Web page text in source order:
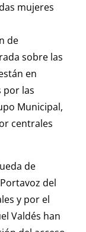
mujeres
de
sobre las
en
por las
Municipal,
centrales
de
del
y por el
Valdés han